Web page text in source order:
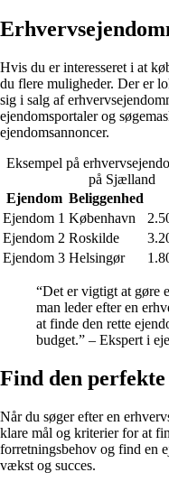
Hvis du er interesseret i at
du flere muligheder. Der er
sig i salg af
ejendomsportaler og
ejendomsannoncer.
Eksempel på
på Sjælland
Ejendom Beliggenhed
Ejendom 1 København
Ejendom 2 Roskilde
Ejendom 3 Helsingør
“Det er vigtigt at gøre
man leder efter en
at finde den rette
budget.” – Ekspert i
Find den
Når du søger efter en
klare mål og kriterier for at
forretningsbehov og find en
vækst og succes.